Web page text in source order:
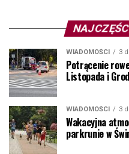
WIADOMOŚCI 3
Potrącenie
Listopada i
WIADOMOŚCI 3
Wakacyjna
parkrunie w